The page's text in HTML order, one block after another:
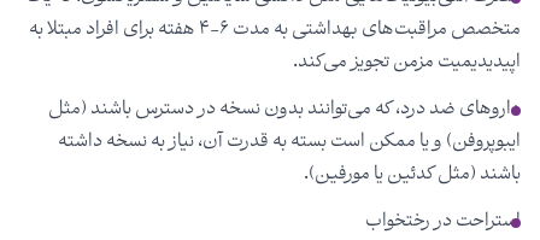
متخصص مراقبت‌های بهداشتی به مدت ۶-۴ هفته برای افراد مبتلا به
اپیدیدیمیت مزمن تجویز می‌کند.
داروهای ضد درد، که می‌توانند بدون نسخه در دسترس باشند (مثل
ایبوپروفن) و یا ممکن است بسته به قدرت آن، نیاز به نسخه داشته
باشند (مثل کدئین یا مورفین).
استراحت در رختخواب